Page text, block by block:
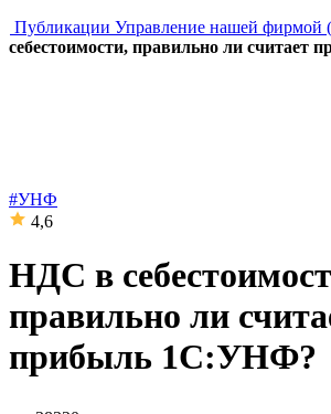
Публикации Управление нашей
себестоимости, правильно ли
#УНФ
4,6
НДС в
правильно ли
прибыль 1С:УНФ?